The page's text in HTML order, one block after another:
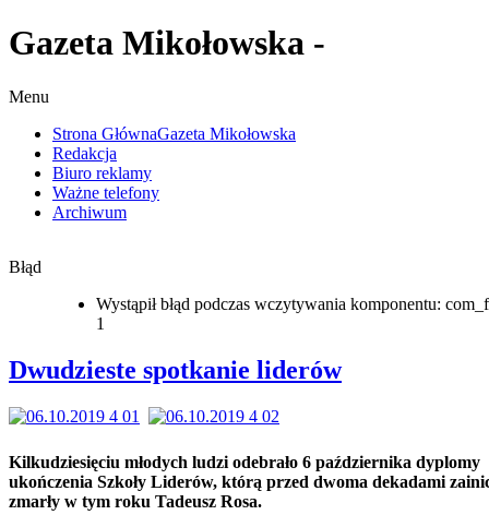
Gazeta Mikołowska -
Menu
Strona GłównaGazeta Mikołowska
Redakcja
Biuro reklamy
Ważne telefony
Archiwum
Błąd
Wystąpił błąd podczas wczytywania komponentu:
1
Dwudzieste spotkanie liderów
Kilkudziesięciu młodych ludzi odebrało 6 października dyplomy
ukończenia Szkoły Liderów, którą przed dwoma dekadami
zmarły w tym roku Tadeusz Rosa.